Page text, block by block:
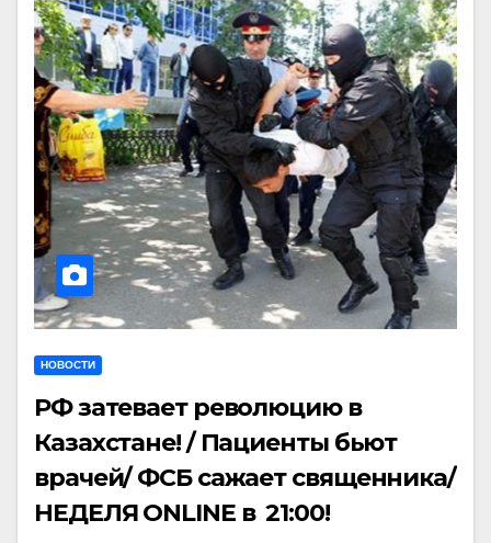
НОВОСТИ
РФ затевает революцию в
Казахстане! / Пациенты бьют
врачей/ ФСБ сажает священника/
НЕДЕЛЯ ONLINE в 21:00!